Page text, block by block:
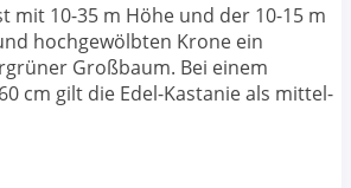
mit 10-35 m Höhe und der 10-15 m
hochgewölbten Krone ein
Großbaum. Bei einem
cm gilt die Edel-Kastanie als mittel-